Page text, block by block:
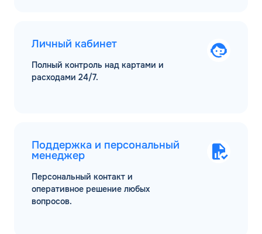
Личный кабинет
Полный контроль над картами и
расходами 24/7.
Поддержка и персональный
менеджер
Персональный контакт и
оперативное решение любых
вопросов.